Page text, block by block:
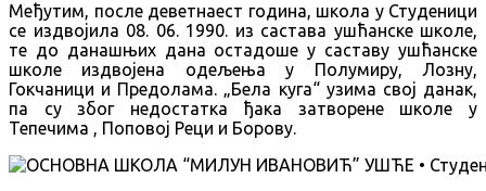
Међутим, после деветнаест година, школа у Студеници
се издвојила 08. 06. 1990. из састава ушћанске школе,
те до данашњих дана остадоше у саставу ушћанске
школе издвојена одељења у Полумиру, Лозну,
Гокчаници и Предолама. „Бела куга“ узима свој данак,
па су због недостатка ђака затворене школе у
Тепечима , Поповој Реци и Борову.